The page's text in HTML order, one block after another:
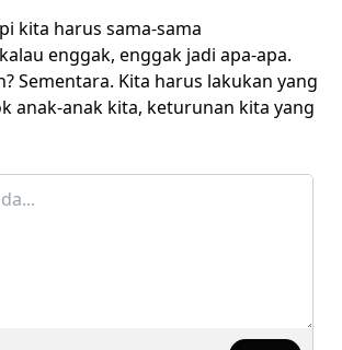
kita harus sama-sama
enggak, enggak jadi apa-apa.
Sementara. Kita harus lakukan yang
anak-anak kita, keturunan kita yang